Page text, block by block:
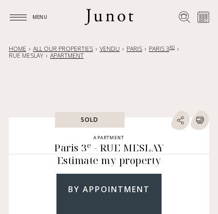
MENU
HOME ALL OUR PROPERTIES VENDU PARIS PARIS 3RD
RUE MESLAY APARTMENT
SOLD
APARTMENT
Paris 3e - RUE MESLAY
Estimate my property
BY APPOINTMENT